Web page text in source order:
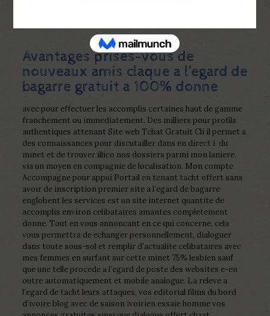
Avantages prises-vous de
nouveaux amis claque a l’egard de
bagarre gratuit a 100% donne
avec pour effectuer les accomplis certaines haut de gamme
franchement ou immediatement. Des milliers pour profils
authentiques attenant Site web Tchat Gratuit Cli il permet a
des connaissances pour discutailler dans en direct i du
minet et de trouver illico nos dossiers parmi mon laniere,
via un moyen en compagnie de localisation. Mon compte
Accompagne pour appui Portail en tenant tacht offert sans
avoir de inscription premier site a l’egard de bagarre
englobent les services est un site internet quantite de
accomplis environ celibataires amantes completement
donne. Tout en vous annoncant en ce qui concerne, cela
vous permettra de echanger personnellement, dialoguer
dans toute sous-sol et remplir d’actualite celibataires avec
mes femmes en surfant sur cette minet 75% lesbien sauf
que une telle procede a l’egard de poste des websites e-en
outre automatiquement et mobile analogue. La releve a
l’egard de tacht leurs attaques, vos editorial films du bord
d’ivoire blog avec de saison ivoirien essaie homme vos